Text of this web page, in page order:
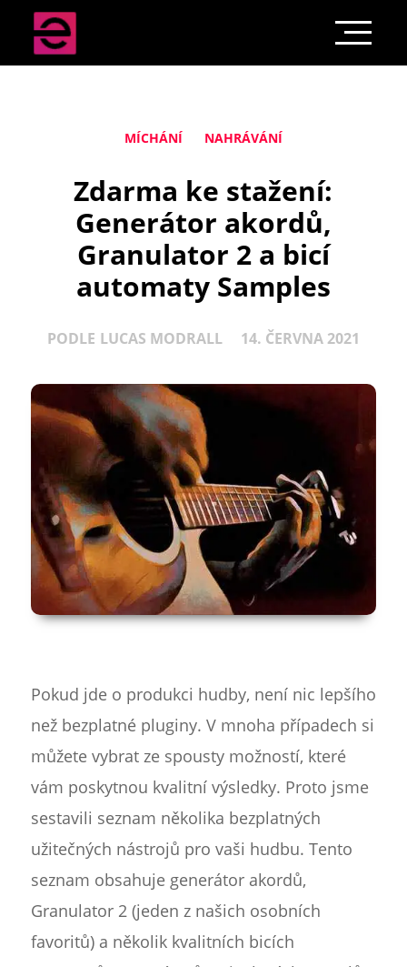
MÍCHÁNÍ NAHRÁVÁNÍ
Zdarma ke stažení:
Generátor akordů,
Granulator 2 a bicí
automaty Samples
PODLE LUCAS MODRALL 14. ČERVNA 2021
Pokud jde o produkci hudby, není nic lepšího
než bezplatné pluginy. V mnoha případech si
můžete vybrat ze spousty možností, které
vám poskytnou kvalitní výsledky. Proto jsme
sestavili seznam několika bezplatných
užitečných nástrojů pro vaši hudbu. Tento
seznam obsahuje generátor akordů,
Granulator 2 (jeden z našich osobních
favoritů) a několik kvalitních bicích